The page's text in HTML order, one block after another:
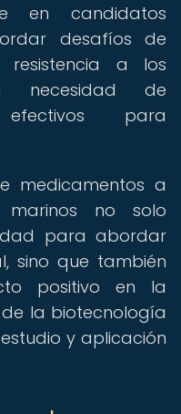
en candidatos
desafíos de
a los
necesidad de
para
medicamentos a
no solo
para abordar
sino que también
positivo en la
la biotecnología
y aplicación